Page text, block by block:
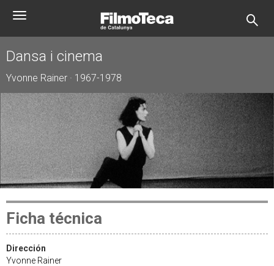
Toggle
Dansa i cinema
Yvonne Rainer · 1967-1978
Ficha técnica
Dirección
Yvonne Rainer